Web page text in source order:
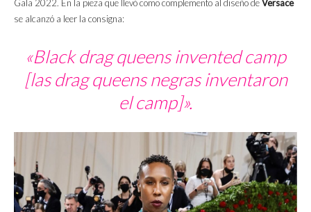
Gala 2022. En la pieza que llevó como complemento al diseño deVersace
se alcanzó a leer la consigna:
«Black drag queens invented camp
[las drag queens negras inventaron
el camp]».